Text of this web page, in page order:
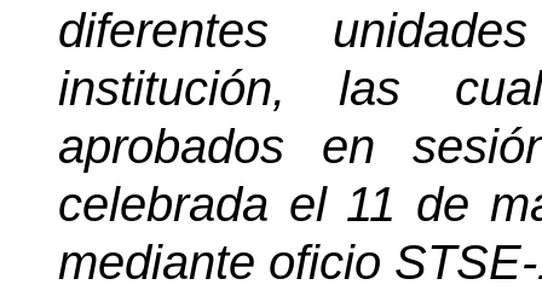
diferentes
institución, las
aprobados en
celebrada el 11 de
mediante oficio